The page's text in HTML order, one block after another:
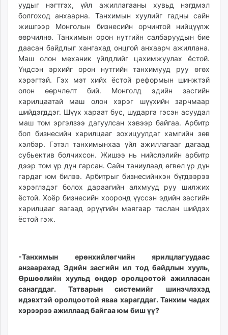
уудыг нэгтгэх, үйл ажиллагааны хувьд нэгдмэл
болгоход анхаарна. Танхимын хуулийг гадны сайн
жишгээр Монголын бизнесийн орчинтой нийцүүлж
өөрчилнө. Танхимын орон нутгийн салбаруудын бие
даасан байдлыг хангахад онцгой анхаарч ажиллана.
Маш олон механик үйлдлийг цахимжуулах ёстой.
Үндсэн эрхийг орон нутгийн танхимууд руу өгөх
хэрэгтэй. Гэх мэт хийх ёстой реформын шинжтэй
олон өөрчлөлт бий. Монголд эдийн засгийн
харилцаатай маш олон хэрэг шүүхийн зарчмаар
шийдэгддэг. Шүүх хараат бус, шударга гэсэн асуудал
маш том эргэлзээ дагуулсан хэвээр байгаа. Арбитр
бол бизнесийн харилцааг зохицуулдаг хамгийн зөв
хэлбэр. Гэтэл танхимынхаа үйл ажиллагааг дагаад
субьектив болчихсон. Жишээ нь нийслэлийн арбитр
дээр том үр дүн гарсан. Сайн таниулаад өгвөл үр дүн
гардаг юм билээ. Арбитрыг бизнесийнхэн бүгдээрээ
хэрэглэдэг болох дараагийн алхмууд руу шилжих
ёстой. Хоёр бизнесийн хооронд үүссэн эдийн засгийн
харилцааг яагаад эрүүгийн маягаар таслан шийдэх
ёстой гэж.
-Танхимын ерөнхийлөгчийн ярилцлагуудаас
анзаарахад Эдийн засгийн ил тод байдлын хууль,
Өршөөлийн хуульд өндөр оролцоотой ажилласан
санагддаг. Татварын системийг шинэчлэхэд
идэвхтэй оролцоотой яваа харагддаг. Танхим чадах
хэрээрээ ажиллаад байгаа юм биш үү?